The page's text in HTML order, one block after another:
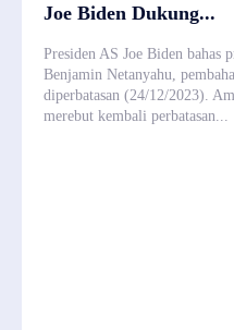
Joe Biden Dukung...
Presiden AS Joe Biden bahas
Benjamin Netanyahu,
diperbatasan (24/12/2023).
merebut kembali perbatasan...